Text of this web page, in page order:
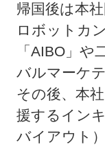
帰国後は本
ロボットカ
「AIBO」
バルマーケ
その後、本
援するイン
バイアウト